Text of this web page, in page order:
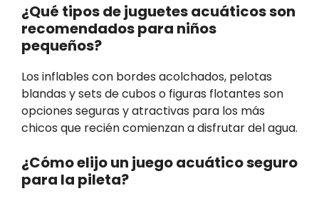
¿Qué tipos de juguetes acuáticos son
recomendados para niños
pequeños?
Los inflables con bordes acolchados, pelotas
blandas y sets de cubos o figuras flotantes son
opciones seguras y atractivas para los más
chicos que recién comienzan a disfrutar del agua.
¿Cómo elijo un juego acuático seguro
para la pileta?